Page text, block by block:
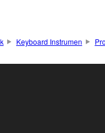
Keyboard Instrumen